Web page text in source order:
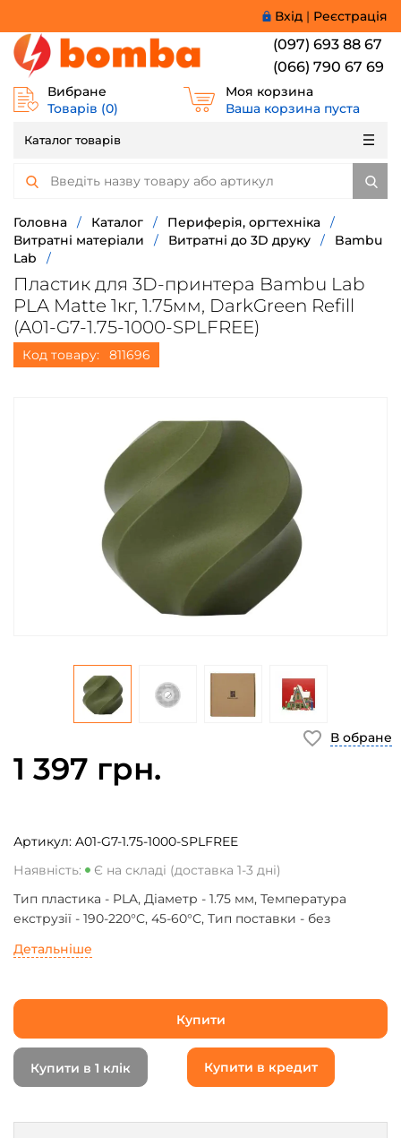
Вхід | Реєстрація
(097) 693 88 67
(066) 790 67 69
Вибране
Товарів (0)
Моя корзина
Ваша корзина пуста
Каталог товарів
Головна / Каталог / Периферія, оргтехніка
/
Витратні матеріали
/ Витратні до 3D друку /
Bambu
Lab
/
Пластик для 3D-принтера Bambu Lab
PLA Matte 1кг, 1.75мм, DarkGreen Refill
(A01-G7-1.75-1000-SPLFREE)
Код товару: 811696
1 397 грн.
Артикул: A01-G7-1.75-1000-SPLFREE
Наявність:
Є на складі (доставка 1-3 дні)
Тип пластика - PLA, Діаметр - 1.75 мм, Температура
екструзії - 190-220°C, 45-60°C, Тип поставки - без
Детальніше
Купити
Купити в 1 клік Купити в кредит
В обране